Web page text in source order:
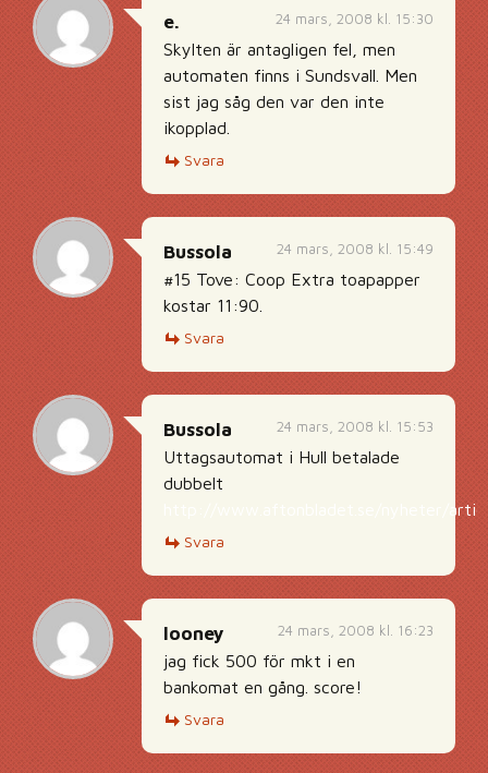
24 mars, 2008 kl. 15:30
e.
Skylten är antagligen fel, men
automaten finns i Sundsvall. Men
sist jag såg den var den inte
ikopplad.
Svara
24 mars, 2008 kl. 15:49
Bussola
#15 Tove: Coop Extra toapapper
kostar 11:90.
Svara
24 mars, 2008 kl. 15:53
Bussola
Uttagsautomat i Hull betalade
dubbelt
http://www.aftonbladet.se/nyheter/
Svara
24 mars, 2008 kl. 16:23
looney
jag fick 500 för mkt i en
bankomat en gång. score!
Svara